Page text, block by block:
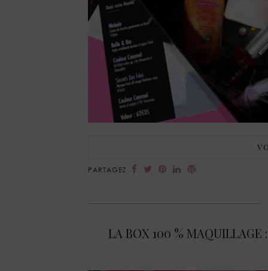
PARTAGEZ
LA BOX 100 %